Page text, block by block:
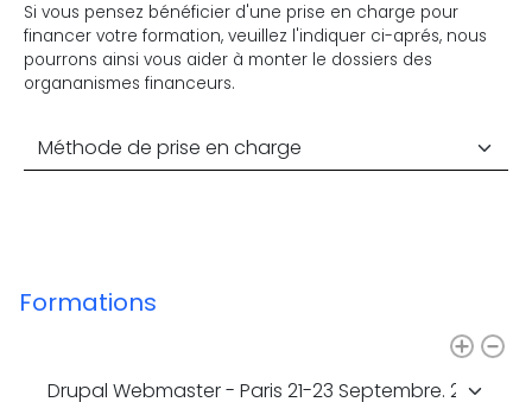
Si vous pensez bénéficier d'une prise en charge pour
financer votre formation, veuillez l'indiquer ci-aprés, nous
pourrons ainsi vous aider à monter le dossiers des
organanismes financeurs.
Formations